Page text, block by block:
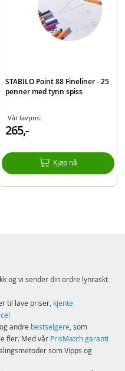
STABILO Point 88 Fineliner - 25
penner med tynn spiss
Vår lavpris:
265,-
Kjøp nå
og vi sender din ordre lynraskt
til lave priser, kjente
og andre bestselgere, som
fler. Med vår PrisMatch garanti
som Vipps og